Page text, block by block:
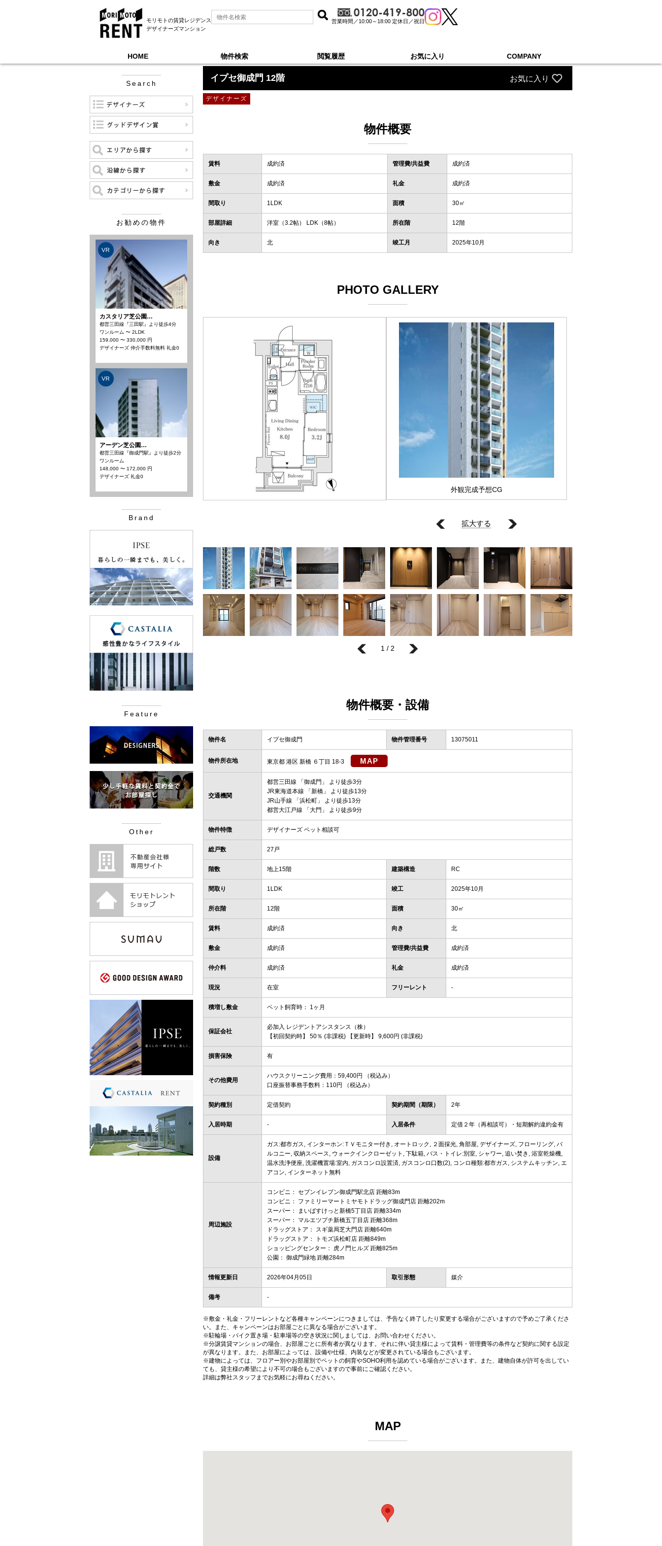
モリモトの賃貸レジデンス
デザイナーズマンション
営業時間／10:00～18:00 定休日／祝日
HOME 物件検索 閲覧履歴 お気に入り COMPANY
モリモトレントTOP ＞
イプセ御成門 12階 お気に入り
デザイナーズ
物件概要
賃料 成約済 管理費/共益費 成約済
敷金 成約済 礼金 成約済
間取り 1LDK 面積 30㎡
部屋詳細 洋室（3.2帖） LDK（8帖） 所在階 12階
向き 北 竣工月 2025年10月
PHOTO GALLERY
拡大する
外観完成予想CG
1 / 2
物件概要・設備
物件名 イプセ御成門 物件管理番号 13075011
物件所在地 東京都 港区 新橋 ６丁目 18-3 MAP
交通機関
都営三田線 「 御成門 」 より徒歩3分
JR東海道本線 「 新橋 」 より徒歩13分
JR山手線 「 浜松町 」 より徒歩13分
都営大江戸線 「 大門 」 より徒歩9分
物件特徴 デザイナーズ ペット相談可
総戸数 27戸
階数 地上15階 建築構造 RC
間取り 1LDK 竣工 2025年10月
所在階 12階 面積 30㎡
賃料 成約済 向き 北
敷金 成約済 管理費/共益費 成約済
仲介料 成約済 礼金 成約済
現況 在室 フリーレント -
積増し敷金 ペット飼育時： 1ヶ月
保証会社
必加入 レジデントアシスタンス（株）
【初回契約時】 50％ (非課税) 【更新時】 9,600円 (非課税)
損害保険 有
その他費用
ハウスクリーニング費用：59,400円 （税込み）
口座振替事務手数料：110円 （税込み）
契約種別 定借契約 契約期間（期限） 2年
入居時期 - 入居条件 定借２年（再相談可）・短期解約違約金有
設備
ガス:都市ガス, インターホン:ＴＶモニター付き, オートロック, ２面採光, 角部屋, デザイナーズ, フローリング, バ
ルコニー, 収納スペース, ウォークインクローゼット, 下駄箱, バス・トイレ:別室, シャワー, 追い焚き, 浴室乾燥機,
温水洗浄便座, 洗濯機置場:室内, ガスコンロ設置済, ガスコンロ口数(2), コンロ種類:都市ガス, システムキッチン, エ
アコン, インターネット無料
周辺施設
コンビニ： セブンイレブン御成門駅北店 距離83m
コンビニ： ファミリーマートミヤモトドラッグ御成門店 距離202m
スーパー： まいばすけっと新橋5丁目店 距離334m
スーパー： マルエツプチ新橋五丁目店 距離368m
ドラッグストア： スギ薬局芝大門店 距離640m
ドラッグストア： トモズ浜松町店 距離849m
ショッピングセンター： 虎ノ門ヒルズ 距離825m
公園： 御成門緑地 距離284m
情報更新日 2026年04月05日 取引形態 媒介
備考 -
※敷金・礼金・フリーレントなど各種キャンペーンにつきましては、予告なく終了したり変更する場合がございますので予めご了承くださ
い。また、キャンペーンはお部屋ごとに異なる場合がございます。
※駐輪場・バイク置き場・駐車場等の空き状況に関しましては、お問い合わせください。
※分譲賃貸マンションの場合、お部屋ごとに所有者が異なります。それに伴い貸主様によって賃料・管理費等の条件など契約に関する設定
が異なります。また、お部屋によっては、設備や仕様、内装などが変更されている場合もございます。
※建物によっては、フロアー別やお部屋別でペットの飼育やSOHO利用を認めている場合がございます。また、建物自体が許可を出してい
ても、貸主様の希望により不可の場合もございますので事前にご確認ください。
詳細は弊社スタッフまでお気軽にお尋ねください。
MAP
Search
お勧めの物件
VR
カスタリア芝公園…
都営三田線『三田駅』より徒歩4分
ワンルーム 〜 2LDK
159,000 〜 330,000 円
デザイナーズ 仲介手数料無料 礼金0
VR
アーデン芝公園…
都営三田線『御成門駅』より徒歩2分
ワンルーム
148,000 〜 172,000 円
デザイナーズ 礼金0
Brand
Feature
Other